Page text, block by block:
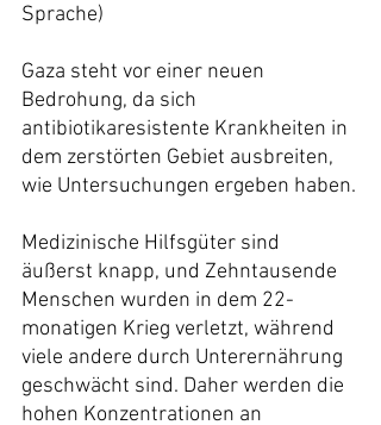
Sprache)
Gaza steht vor einer neuen
Bedrohung, da sich
antibiotikaresistente Krankheiten in
dem zerstörten Gebiet ausbreiten,
wie Untersuchungen ergeben haben.
Medizinische Hilfsgüter sind
äußerst knapp, und Zehntausende
Menschen wurden in dem 22-
monatigen Krieg verletzt, während
viele andere durch Unterernährung
geschwächt sind. Daher werden die
hohen Konzentrationen an